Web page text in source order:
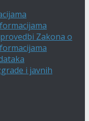
Zakona o
i javnih